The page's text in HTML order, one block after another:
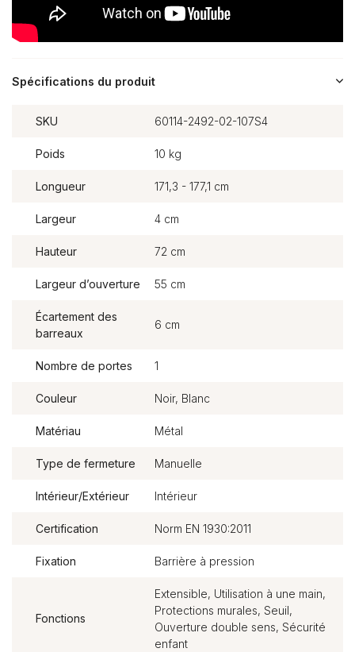
Spécifications du produit
SKU 60114-2492-02-107S4
Poids 10 kg
Longueur 171,3 - 177,1 cm
Largeur 4 cm
Hauteur 72 cm
Largeur d’ouverture 55 cm
Écartement des
barreaux
6 cm
Nombre de portes 1
Couleur Noir, Blanc
Matériau Métal
Type de fermeture Manuelle
Intérieur/Extérieur Intérieur
Certification Norm EN 1930:2011
Fixation Barrière à pression
Fonctions
Extensible, Utilisation à une main,
Protections murales, Seuil,
Ouverture double sens, Sécurité
enfant